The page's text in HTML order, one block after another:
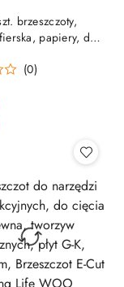
brzeszczoty,
papiery, do
PCV, płyt G-K,
(0)